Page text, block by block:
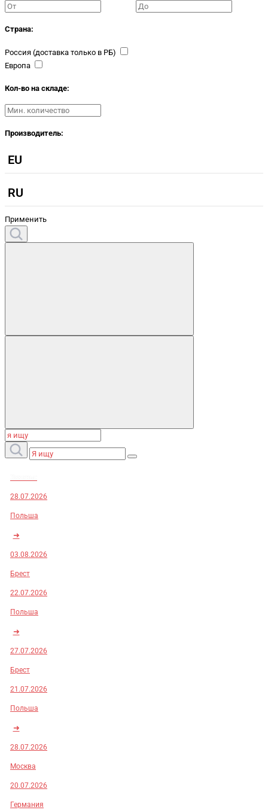
Страна:
Россия (доставка только в РБ)
Европа
Кол-во на складе:
Производитель:
EU
RU
Применить
28.07.2026
Польша
➜
03.08.2026
Брест
22.07.2026
Польша
➜
27.07.2026
Брест
21.07.2026
Польша
➜
28.07.2026
Москва
20.07.2026
Германия